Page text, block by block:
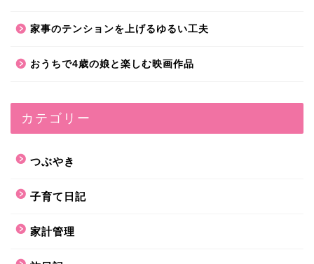
家事のテンションを上げるゆるい工夫
おうちで4歳の娘と楽しむ映画作品
カテゴリー
つぶやき
子育て日記
家計管理